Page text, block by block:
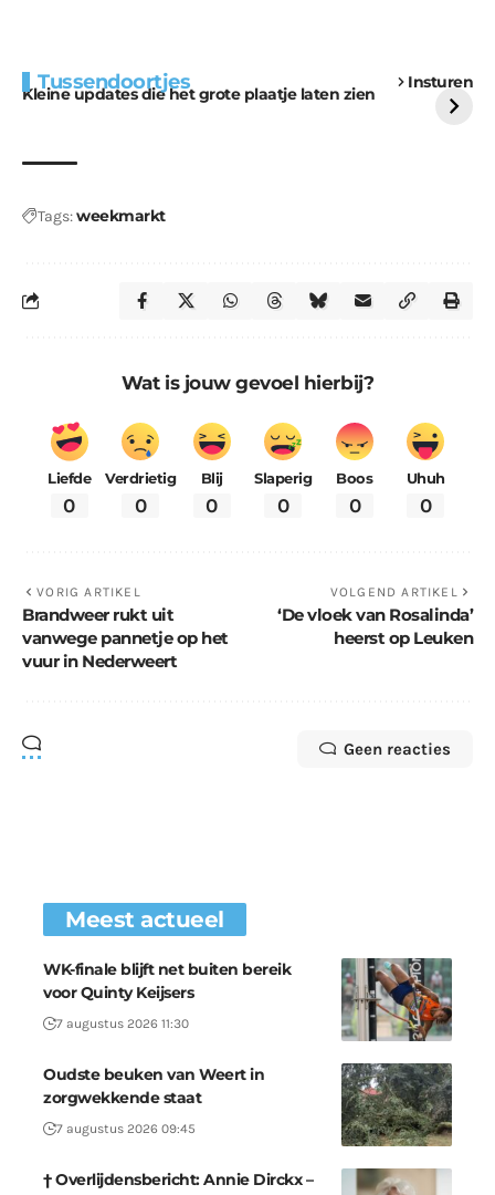
Tussendoortjes Insturen
Kleine updates die het grote plaatje laten zien
voor kabouters
uitdaging
Tags:weekmarkt
Wat is jouw gevoel hierbij?
Liefde
0
Verdrietig
0
Blij
0
Slaperig
0
Boos
0
Uhuh
0
VORIG ARTIKEL
Brandweer rukt uit
vanwege pannetje op het
vuur in Nederweert
VOLGEND ARTIKEL
‘De vloek van Rosalinda’
heerst op Leuken
Geen reacties
Meest actueel
WK-finale blijft net buiten bereik
voor Quinty Keijsers
7 augustus 2026 11:30
Oudste beuken van Weert in
zorgwekkende staat
7 augustus 2026 09:45
† Overlijdensbericht: Annie Dirckx –